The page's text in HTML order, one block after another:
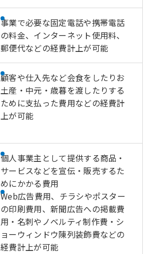
事業で必要な固定電話や携帯電話
の料金、インターネット使用料、
郵便代などの経費計上が可能
顧客や仕入先など会食をしたりお
土産・中元・歳暮を渡したりする
ために支払った費用などの経費計
上が可能
個人事業主として提供する商品・
サービスなどを宣伝・販売するた
めにかかる費用
Web広告費用、チラシやポスター
の印刷費用、新聞広告への掲載費
用・名刺やノベルティ制作費・シ
ョーウィンドウ陳列装飾費などの
経費計上が可能